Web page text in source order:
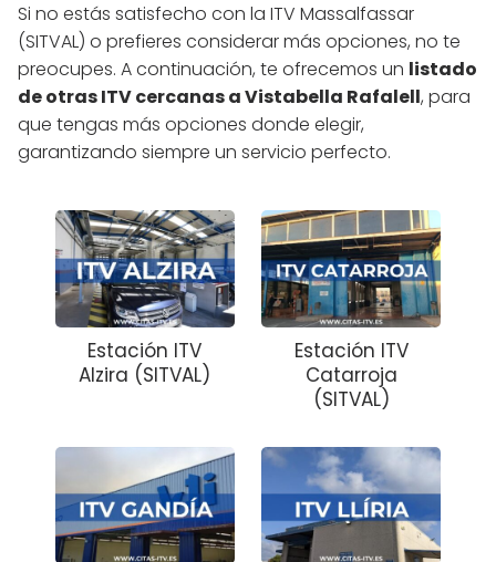
Si no estás satisfecho con la ITV Massalfassar
(SITVAL) o prefieres considerar más opciones, no te
preocupes. A continuación, te ofrecemos un listado
de otras ITV cercanas a Vistabella Rafalell, para
que tengas más opciones donde elegir,
garantizando siempre un servicio perfecto.
Estación ITV
Alzira (SITVAL)
Estación ITV
Catarroja
(SITVAL)